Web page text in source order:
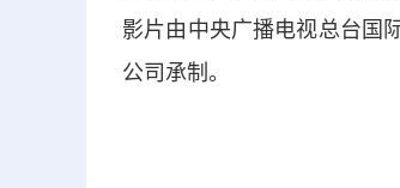
影片由中央广播电视总台国
公司承制。